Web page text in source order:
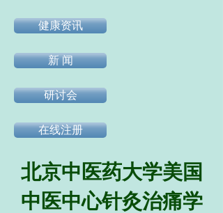
健康资讯
新 闻
研讨会
在线注册
北京中医药大学美国
中医中心针灸治痛学